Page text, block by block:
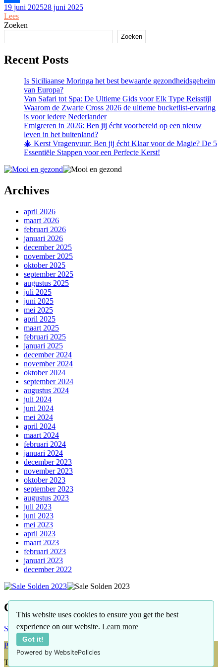
This website uses cookies to ensure you get the best
experience on our website. Learn more
Got it!
Powered by WebsitePolicies
Delen
19 juni 202528 juni 2025
Lees
Zoeken
Zoeken
Recent Posts
Is Siciliaanse Moringa het best bewaarde gezondheidsgeheim
van Europa?
Van Safari tot Spa: De Ultieme Gids voor Elk Type Reisstijl
Waarom de Zwarte Cross 2026 de ultieme bucketlist-ervaring
is voor iedere Nederlander
Emigreren in 2026: Ben jij écht voorbereid op een nieuw
leven in het buitenland?
🎄 Kerst Vragenvuur: Ben jij écht Klaar voor de Magie? De 5
Essentiële Stappen voor een Perfecte Kerst!
Archives
april 2026
maart 2026
februari 2026
januari 2026
december 2025
november 2025
oktober 2025
september 2025
augustus 2025
juli 2025
juni 2025
mei 2025
april 2025
maart 2025
februari 2025
januari 2025
december 2024
november 2024
oktober 2024
september 2024
augustus 2024
juli 2024
juni 2024
mei 2024
april 2024
maart 2024
februari 2024
januari 2024
december 2023
november 2023
oktober 2023
september 2023
augustus 2023
juli 2023
juni 2023
mei 2023
april 2023
maart 2023
februari 2023
januari 2023
december 2022
Contact
Stuur een email voor adverteringsmogelijkheden
Proudly powered by WordPress
Theme: moina by ashathemes.